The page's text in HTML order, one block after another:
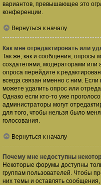
вариантов, превышающее это
конференции.
Вернуться к началу
Как мне отредактировать или
Так же, как и сообщения, опросы
создателями, модераторами или
опроса перейдите к
всегда связан именно с ним. Если
можете удалить опрос или
Однако если кто-то уже
администраторы могут
для того, чтобы нельзя было
голосования.
Вернуться к началу
Почему мне недоступны
Некоторые форумы доступны
группам пользователей. Чтобы
них темы и оставлять